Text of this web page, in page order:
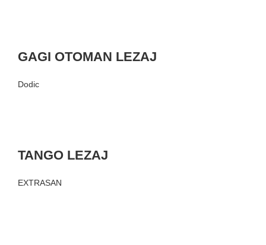
GAGI OTOMAN LEZAJ
Dodic
TANGO LEZAJ
EXTRASAN